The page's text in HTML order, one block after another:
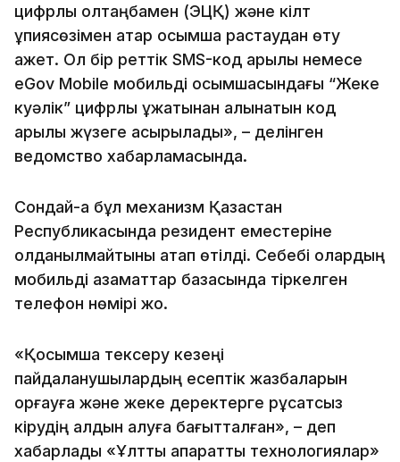
цифрлық қолтаңбамен (ЭЦҚ) және кілт
құпиясөзімен қатар қосымша растаудан өту
қажет. Ол бір реттік SMS-код арқылы немесе
eGov Mobile мобильді қосымшасындағы “Жеке
куәлік” цифрлық құжатынан алынатын код
арқылы жүзеге асырылады», – делінген
ведомство хабарламасында.
Сондай-ақ бұл механизм Қазақстан
Республикасында резидент еместеріне
қолданылмайтыны атап өтілді. Себебі олардың
мобильді азаматтар базасында тіркелген
телефон нөмірі жоқ.
«Қосымша тексеру кезеңі
пайдаланушылардың есептік жазбаларын
қорғауға және жеке деректерге рұқсатсыз
кірудің алдын алуға бағытталған», – деп
хабарлады «Ұлттық ақпараттық технологиялар»